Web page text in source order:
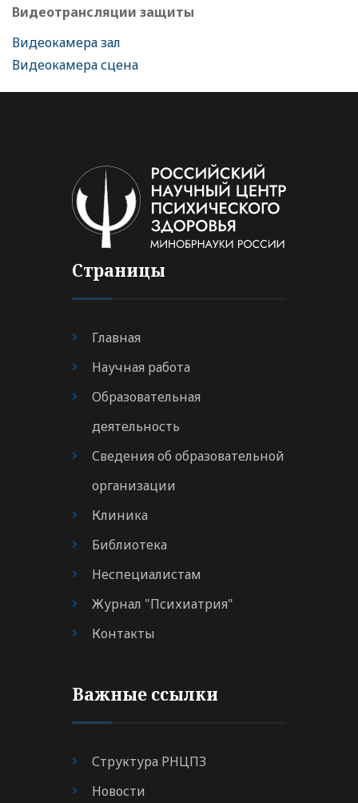
Видеотрансляции защиты
Видеокамера зал
Видеокамера сцена
Страницы
Главная
Научная работа
Образовательная
деятельность
Сведения об образовательной
организации
Клиника
Библиотека
Неспециалистам
Журнал "Психиатрия"
Контакты
Важные ссылки
Структура РНЦПЗ
Новости